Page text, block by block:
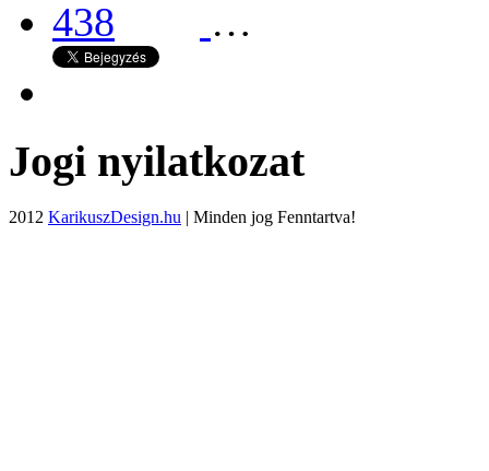
…
Jogi nyilatkozat
2012 KarikuszDesign.hu | Minden jog Fenntartva!